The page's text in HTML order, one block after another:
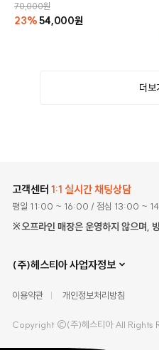
70,000원
23%54,000원
더보
고객센터 1:1 실시간 채팅상담
평일 11:00 ~ 16:00 / 점심 13:00 ~
※오프라인 매장은 운영하지 않으며,
(주)헤스티아 사업자정보
이용약관 개인정보처리방침
Copyright ©(주)헤스티아 All Rights